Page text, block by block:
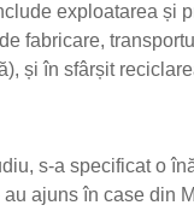
exploatarea și
fabricare,
și în sfârșit
s-a specificat o
ajuns în case din